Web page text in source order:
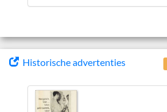
Historische advertenties